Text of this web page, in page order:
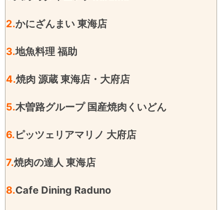
2.かにざんまい 東海店
3.地魚料理 福助
4.焼肉 源蔵 東海店・大府店
5.木曽路グループ 国産焼肉くいどん
6.ピッツェリアマリノ 大府店
7.焼肉の達人 東海店
8.Cafe Dining Raduno